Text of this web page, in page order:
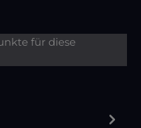
für diese